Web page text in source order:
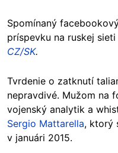
Spomínaný
príspevku na ruskej
CZ/SK.
Tvrdenie o zatknutí
nepravdivé. Mužom na
vojenský analytik a
Sergio Mattarella, ktorý
v januári 2015.